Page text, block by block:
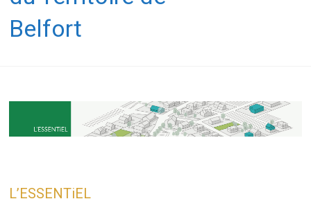
Belfort
L’ESSENTiEL